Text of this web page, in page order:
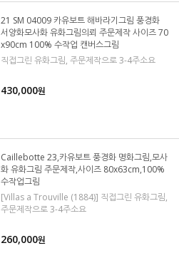
21 SM 04009 카유보트 해바라기그림 풍경화
서양화모사화 유화그림의뢰 주문제작 사이즈 70
x90cm 100% 수작업 캔버스그림
직접그린 유화그림, 주문제작으로 3-4주소요
430,000원
Caillebotte 23,카유보트 풍경화 명화그림,모사
화 유화그림 주문제작,사이즈 80x63cm,100%
수작업그림
[Villas a Trouville (1884)] 직접그린 유화그림,
주문제작으로 3-4주소요
260,000원